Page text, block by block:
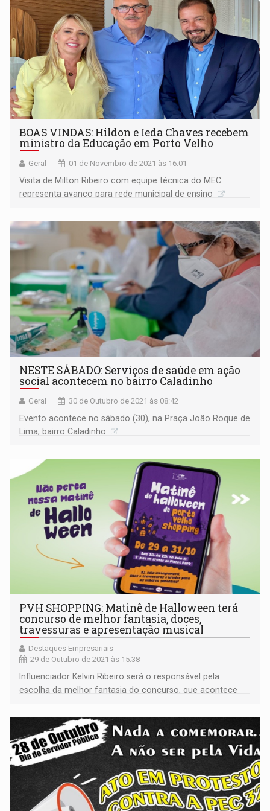
BOAS VINDAS: Hildon e Ieda Chaves recebem
ministro da Educação em Porto Velho
Geral 01 de Novembro de 2021 às 16:01
Visita de Milton Ribeiro com equipe técnica do MEC
representa avanço para rede municipal de ensino
NESTE SÁBADO: Serviços de saúde em ação
social acontecem no bairro Caladinho
Geral 30 de Outubro de 2021 às 08:42
Evento acontece no sábado (30), na Praça João Roque de
Lima, bairro Caladinho
PVH SHOPPING: Matinê de Halloween terá
concurso de melhor fantasia, doces,
travessuras e apresentação musical
Destaques Empresariais
29 de Outubro de 2021 às 15:38
Influenciador Kelvin Ribeiro será o responsável pela
escolha da melhor fantasia do concurso, que acontece